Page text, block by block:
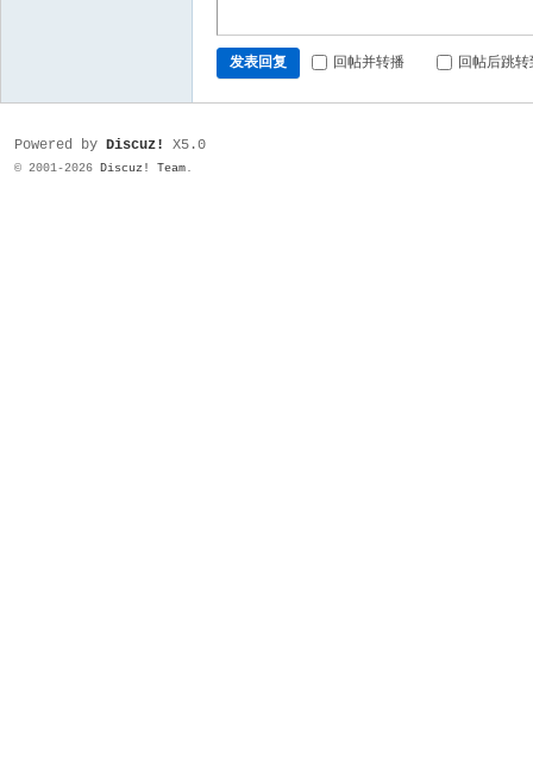
发表回复 回帖并转播 回帖后跳
Powered by Discuz! X5.0
© 2001-2026 Discuz! Team.